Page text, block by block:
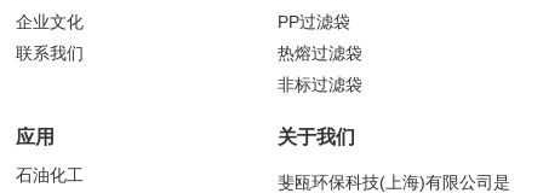
企业文化
联系我们
PP过滤袋
热熔过滤袋
非标过滤袋
应用
石油化工
关于我们
斐瓯环保科技(上海)有限公司是